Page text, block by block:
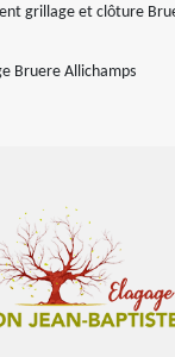
grillage et clôture
Bruere Allichamps